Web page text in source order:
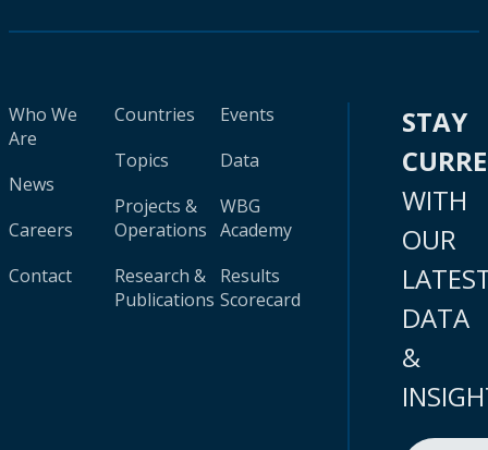
Who We
Are
News
Careers
Contact
Countries
Topics
Projects &
Operations
Research &
Publications
Events
Data
WBG
Academy
Results
Scorecard
STAY
WITH
OUR
DATA
&